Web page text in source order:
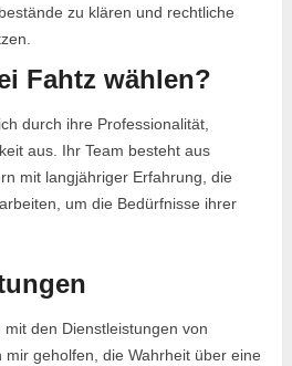
zu klären und rechtliche
Fahtz wählen?
durch ihre Professionalität,
aus. Ihr Team besteht aus
mit langjähriger Erfahrung, die
um die Bedürfnisse ihrer
den Dienstleistungen von
geholfen, die Wahrheit über eine